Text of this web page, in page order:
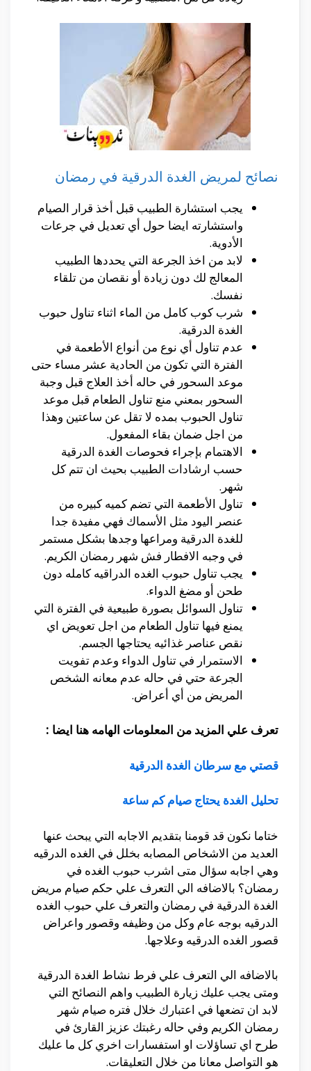
نصائح لمريض الغدة الدرقية في رمضان
يجب استشارة الطبيب قبل أخذ قرار الصيام
واستشارته ايضا حول أي تعديل في جرعات
الأدوية.
لابد من اخذ الجرعة التي يحددها الطبيب
المعالج لك دون زيادة أو نقصان من تلقاء
نفسك.
شرب كوب كامل من الماء اثناء تناول حبوب
الغدة الدرقية.
عدم تناول أي نوع من أنواع الأطعمة في
الفترة التي تكون من الحادية عشر مساء حتى
موعد السحور في حاله أخذ العلاج قبل وجبة
السحور بمعني منع تناول الطعام قبل موعد
تناول الحبوب بمده لا تقل عن ساعتين وهذا
من اجل ضمان بقاء المفعول.
الاهتمام بإجراء فحوصات الغدة الدرقية
حسب ارشادات الطبيب بحيث ان تتم كل
شهر.
تناول الأطعمة التي تضم كميه كبيره من
عنصر اليود مثل الأسماك فهي مفيدة جدا
للغدة الدرقية ومراعها وجدها بشكل مستمر
في وجبه الافطار فش شهر رمضان الكريم.
يجب تناول حبوب الغده الدراقيه كامله دون
طحن أو مضغ الدواء.
تناول السوائل بصورة طبيعية في الفترة التي
يمنع فيها تناول الطعام من اجل تعويض اي
نقص عناصر غذائيه يحتاجها الجسم.
الاستمرار في تناول الدواء وعدم تفويت
الجرعة حتي في حاله عدم معانه الشخص
المريض من أي أعراض.
تعرف علي المزيد من المعلومات الهامه هنا ايضا :
قصتي مع سرطان الغدة الدرقية
تحليل الغدة يحتاج صيام كم ساعة
ختاما نكون قد قومنا بتقديم الاجابه التي يبحث عنها
العديد من الاشخاص المصابه بخلل في الغده الدرقيه
وهي اجابه سؤال متى اشرب حبوب الغده في
رمضان؟ بالاضافه الي التعرف علي حكم صيام مريض
الغدة الدرقية في رمضان والتعرف علي حبوب الغده
الدرقيه بوجه عام وكل من وظيفه وقصور واعراض
قصور الغده الدرقيه وعلاجها.
بالاضافه الي التعرف علي فرط نشاط الغدة الدرقية
ومتى يجب عليك زيارة الطبيب واهم النصائح التي
لابد ان تضعها في اعتبارك خلال فتره صيام شهر
رمضان الكريم وفي حاله رغبتك عزيز القارئ في
طرح اي تساؤلات او استفسارات اخري كل ما عليك
هو التواصل معانا من خلال التعليقات.